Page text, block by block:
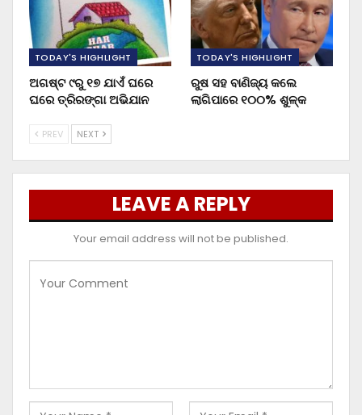
TODAY'S HIGHLIGHT
ଅଗଷ୍ଟ ୯ରୁ ୧୭ ଯାଏଁ ଘରେ
ଘରେ ତ୍ରିରଙ୍ଗା ଅଭିଯାନ
TODAY'S HIGHLIGHT
ରୁଷ ସହ ବାଣିଜ୍ୟ କଲେ
ଲାଗିପାରେ ୧୦୦% ଶୁଳ୍କ
PREV NEXT
LEAVE A REPLY
Your email address will not be published.